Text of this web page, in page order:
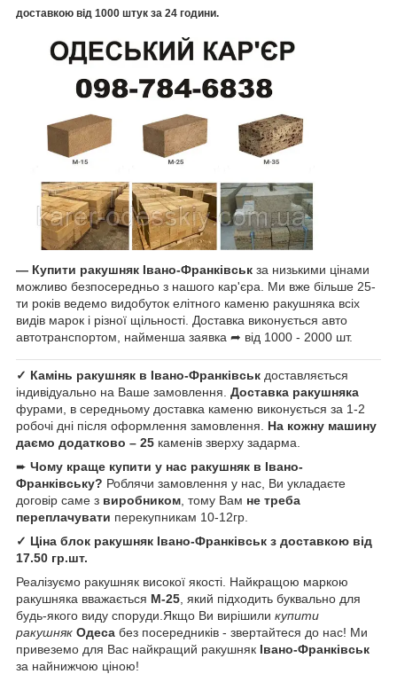
доставкою від 1000 штук за 24 години.
— Купити ракушняк Івано-Франківськ за низькими цінами
можливо безпосередньо з нашого кар'єра. Ми вже більше 25-
ти років ведемо видобуток елітного каменю ракушняка всіх
видів марок і різної щільності. Доставка виконується авто
автотранспортом, найменша заявка ➦ від 1000 - 2000 шт.
✓ Камінь ракушняк в Івано-Франківськ доставляється
індивідуально на Ваше замовлення. Доставка ракушняка
фурами, в середньому доставка каменю виконується за 1-2
робочі дні після оформлення замовлення. На кожну машину
даємо додатково – 25 каменів зверху задарма.
➨ Чому краще купити у нас ракушняк в Івано-
Франківську? Роблячи замовлення у нас, Ви укладаєте
договір саме з виробником, тому Вам не треба
переплачувати перекупникам 10-12гр.
✓ Ціна блок ракушняк Івано-Франківськ з доставкою від
17.50 гр.шт.
Реалізуємо ракушняк високої якості. Найкращою маркою
ракушняка вважається М-25, який підходить буквально для
будь-якого виду споруди.Якщо Ви вирішили купити
ракушняк Одеса без посередників - звертайтеся до нас! Ми
привеземо для Вас найкращий ракушняк Івано-Франківськ
за найнижчою ціною!